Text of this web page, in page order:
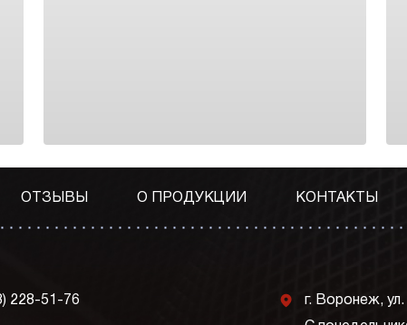
ОТЗЫВЫ О ПРОДУКЦИИ КОНТАКТЫ
228-51-76 j г. Воронеж,